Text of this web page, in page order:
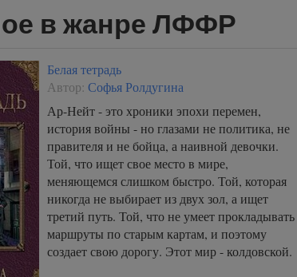
в жанре ЛФФР
Белая тетрадь
Автор: Софья Ролдугина
Ар-Нейт - это хроники эпохи перемен,
история войны - но глазами не политика, не
правителя и не бойца, а наивной девочки.
Той, что ищет свое место в мире,
меняющемся слишком быстро. Той, которая
никогда не выбирает из двух зол, а ищет
третий путь. Той, что не умеет прокладывать
маршруты по старым картам, и поэтому
создает свою дорогу. Этот мир - колдовской.